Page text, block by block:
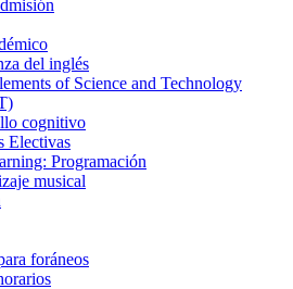
del inglés
of Science and Technology
cognitivo
Electivas
Programación
musical
foráneos